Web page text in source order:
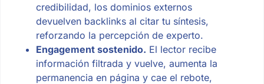
credibilidad, los dominios externos
devuelven backlinks al citar tu síntesis,
reforzando la percepción de experto.
Engagement sostenido. El lector recibe
información filtrada y vuelve, aumenta la
permanencia en página y cae el rebote,